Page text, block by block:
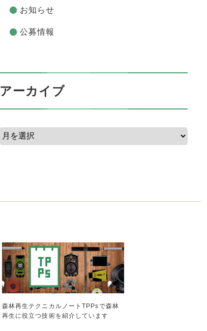
お知らせ
公募情報
アーカイブ
森林再生テクニカルノートTPPsで森林
再生に役立つ技術を紹介しています